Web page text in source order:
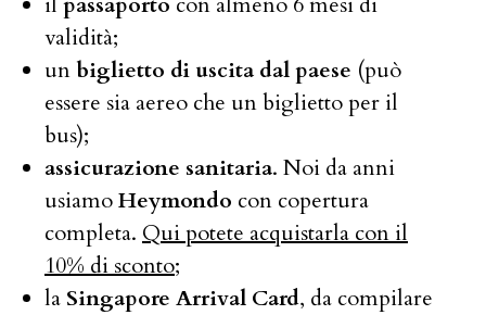
validità;
unbiglietto di uscita dal paese (può
essere sia aereo che un biglietto per il
bus);
assicurazione sanitaria. Noi da anni
usiamoHeymondo con copertura
completa. Qui potete acquistarla con il
10% di sconto;
la Singapore Arrival Card, da compilare